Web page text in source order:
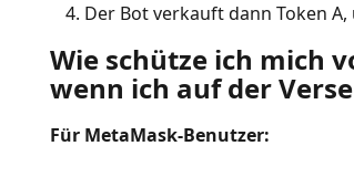
Der Bot verkauft dann Token
Wie schütze ich mich
wenn ich auf der
Für MetaMask-Benutzer: